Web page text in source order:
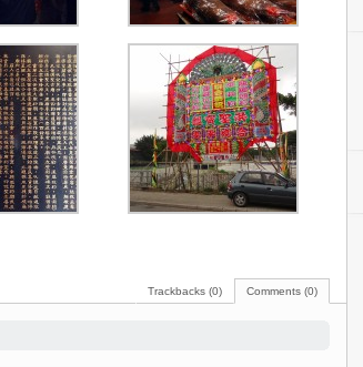
Comments (0)
Trackbacks (0)